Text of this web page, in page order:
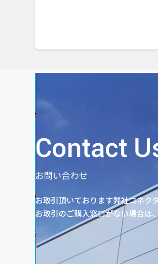
Contact
お問い合わせ
お取引頂いております弊社コネク
お取引のご購入窓口がない場合は